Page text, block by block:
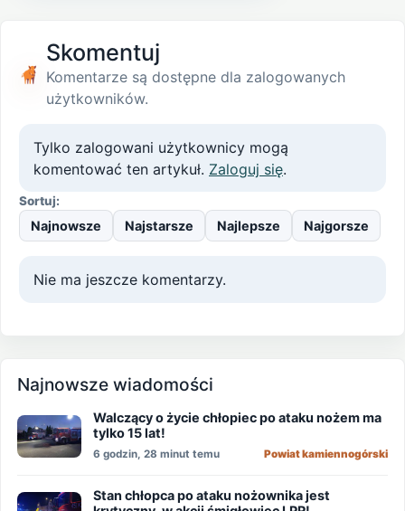
Skomentuj
Komentarze są dostępne dla zalogowanych
użytkowników.
Tylko zalogowani użytkownicy mogą
komentować ten artykuł. Zaloguj się.
Sortuj:
Najnowsze Najstarsze Najlepsze Najgorsze
Nie ma jeszcze komentarzy.
Najnowsze wiadomości
Walczący o życie chłopiec po ataku nożem ma
tylko 15 lat!
6 godzin, 28 minut temu Powiat kamiennogórski
Stan chłopca po ataku nożownika jest